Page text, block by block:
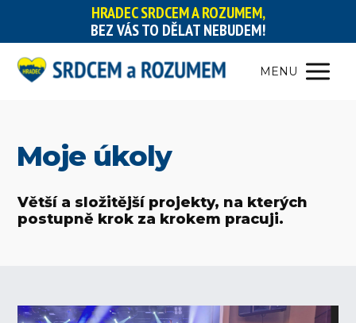
HRADEC SRDCEM A ROZUMEM,
BEZ VÁS TO DĚLAT NEBUDEM!
MENU
Moje úkoly
Větší a složitější projekty, na kterých
postupně krok za krokem pracuji.